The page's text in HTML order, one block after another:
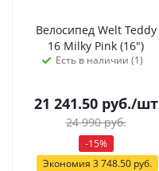
Велосипед Welt Teddy
16 Milky Pink (16")
Есть в наличии (1)
21 241.50руб./шт
24 990руб.
-15%
Экономия 3 748.50руб.